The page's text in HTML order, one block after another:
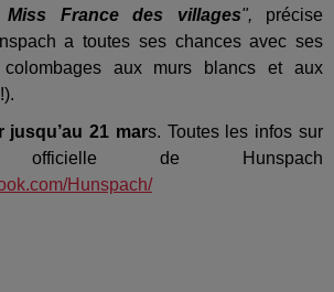
Miss France des villages", précise
a toutes ses chances avec ses
aux murs blancs et aux
jusqu’au 21 mars. Toutes les infos sur
de Hunspach
Hunspach/